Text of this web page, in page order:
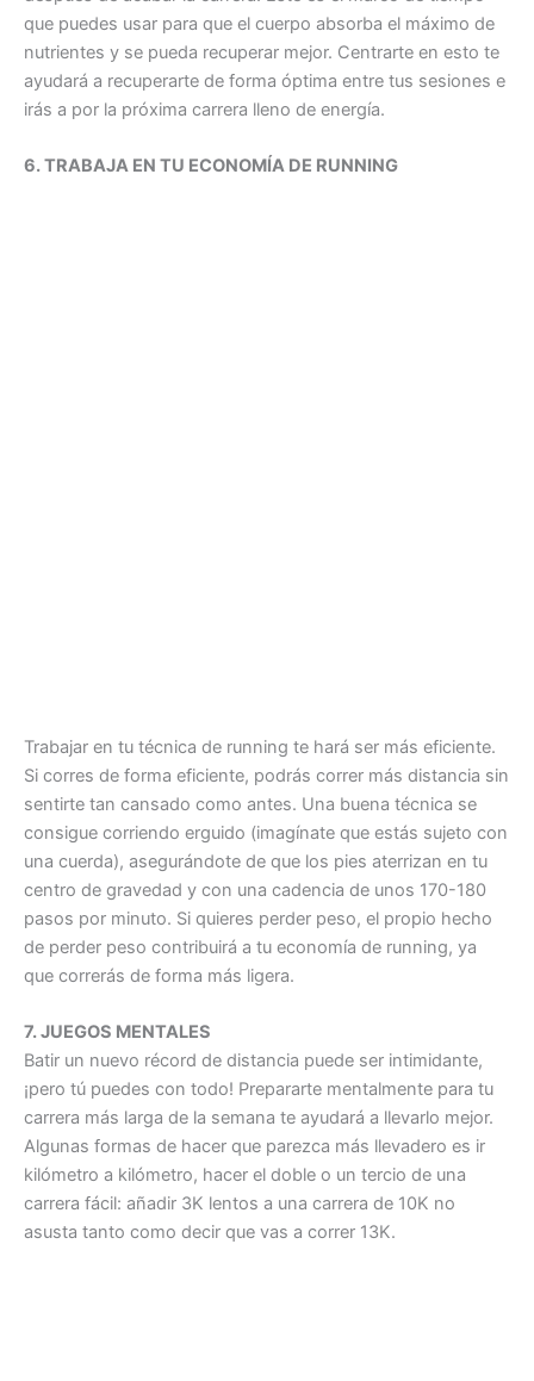
que puedes usar para que el cuerpo absorba el máximo de
nutrientes y se pueda recuperar mejor. Centrarte en esto te
ayudará a recuperarte de forma óptima entre tus sesiones e
irás a por la próxima carrera lleno de energía.
6. TRABAJA EN TU ECONOMÍA DE RUNNING
Trabajar en tu técnica de running te hará ser más eficiente.
Si corres de forma eficiente, podrás correr más distancia sin
sentirte tan cansado como antes. Una buena técnica se
consigue corriendo erguido (imagínate que estás sujeto con
una cuerda), asegurándote de que los pies aterrizan en tu
centro de gravedad y con una cadencia de unos 170-180
pasos por minuto. Si quieres perder peso, el propio hecho
de perder peso contribuirá a tu economía de running, ya
que correrás de forma más ligera.
7. JUEGOS MENTALES
Batir un nuevo récord de distancia puede ser intimidante,
¡pero tú puedes con todo! Prepararte mentalmente para tu
carrera más larga de la semana te ayudará a llevarlo mejor.
Algunas formas de hacer que parezca más llevadero es ir
kilómetro a kilómetro, hacer el doble o un tercio de una
carrera fácil: añadir 3K lentos a una carrera de 10K no
asusta tanto como decir que vas a correr 13K.